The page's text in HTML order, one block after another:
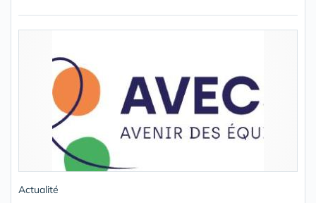
Actualité